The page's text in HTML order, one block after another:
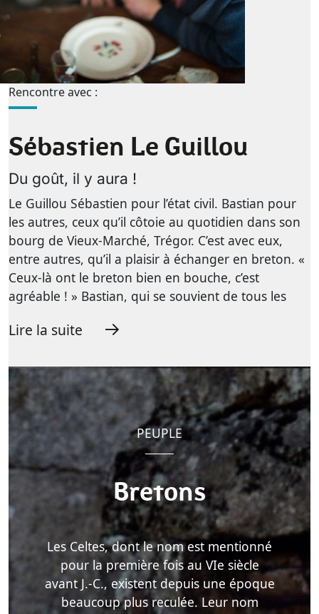
Rencontre avec :
Sébastien Le Guillou
Du goût, il y aura !
Le Guillou Sébastien pour l’état civil. Bastian pour
les autres, ceux qu’il côtoie au quotidien dans son
bourg de Vieux-Marché, Trégor. C’est avec eux,
entre autres, qu’il a plaisir à échanger en breton. «
Ceux-là ont le breton bien en bouche, c’est
agréable ! » Bastian, qui se souvient de tous les
Lire la suite
PEUPLE
Bretons
Les Celtes, dont le nom est mentionné
pour la première fois au VIe siècle
avant J.-C., existent depuis une époque
beaucoup plus reculée. Leur nom